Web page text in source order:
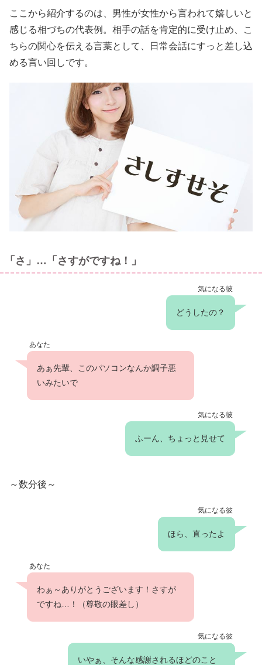
ここから紹介するのは、男性が女性から言われて嬉しいと
感じる相づちの代表例。相手の話を肯定的に受け止め、こ
ちらの関心を伝える言葉として、日常会話にすっと差し込
める言い回しです。
「さ」…「さすがですね！」
気になる彼
どうしたの？
あなた
あぁ先輩、このパソコンなんか調子悪
いみたいで
気になる彼
ふーん、ちょっと見せて
～数分後～
気になる彼
ほら、直ったよ
あなた
わぁ～ありがとうございます！さすが
ですね…！（尊敬の眼差し）
気になる彼
いやぁ、そんな感謝されるほどのこと